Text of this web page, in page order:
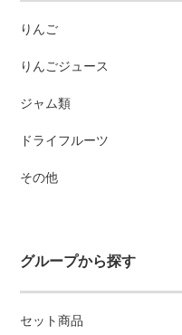
りんご
りんごジュース
ジャム類
ドライフルーツ
その他
グループから探す
セット商品